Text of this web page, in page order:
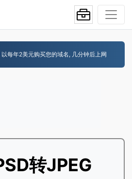
以每年2美元购买您的域名, 几分钟后上网
转JPEG